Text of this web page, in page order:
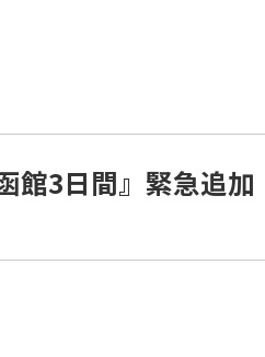
館3日間』緊急追加